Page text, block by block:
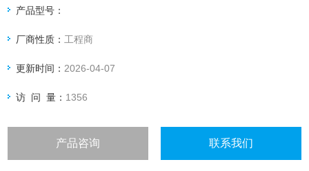
要达到相关要求
产品型号：
厂商性质： 工程商
更新时间： 2026-04-07
访 问 量： 1356
产品咨询 联系我们